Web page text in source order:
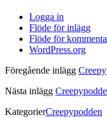
Logga in
Flöde för inlägg
Flöde för
WordPress.org
Föregående inlägg
Nästa inlägg
KategorierCreepypodden